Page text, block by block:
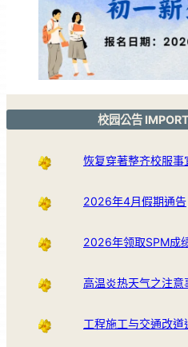
校园公告
恢复穿著整齐校服事
2026年4月假期通告
2026年领取SPM成
高温炎热天气之注意
工程施工与交通改道